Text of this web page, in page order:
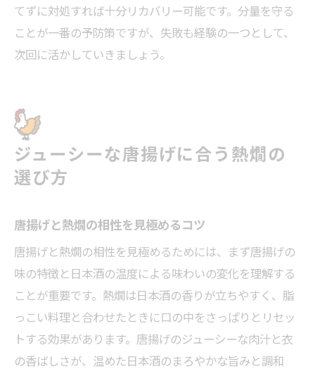
てずに対処すれば十分リカバリー可能です。分量を守る
ことが一番の予防策ですが、失敗も経験の一つとして、
次回に活かしていきましょう。
ジューシーな唐揚げに合う熱燗の
選び方
唐揚げと熱燗の相性を見極めるコツ
唐揚げと熱燗の相性を見極めるためには、まず唐揚げの
味の特徴と日本酒の温度による味わいの変化を理解する
ことが重要です。熱燗は日本酒の香りが立ちやすく、脂
っこい料理と合わせたときに口の中をさっぱりとリセッ
トする効果があります。唐揚げのジューシーな肉汁と衣
の香ばしさが、温めた日本酒のまろやかな旨みと調和